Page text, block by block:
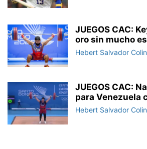
JUEGOS CAC:
oro sin mucho
Hebert Salvador
JUEGOS CAC:
para Venezuela
Hebert Salvador